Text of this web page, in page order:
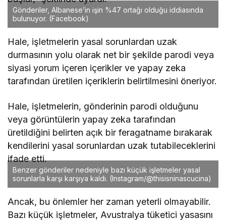
Gönderiler, Albanese’in işin %47 ortağı olduğu iddiasında
bulunuyor. (Facebook)
Hale, işletmelerin yasal sorunlardan uzak
durmasının yolu olarak net bir şekilde parodi veya
siyasi yorum içeren içerikler ve yapay zeka
tarafından üretilen içeriklerin belirtilmesini öneriyor.
Hale, işletmelerin, gönderinin parodi olduğunu
veya görüntülerin yapay zeka tarafından
üretildiğini belirten açık bir feragatname bırakarak
kendilerini yasal sorunlardan uzak tutabileceklerini
ifade etti.
Benzer gönderiler nedeniyle bazı küçük işletmeler yasal
sorunlarla karşı karşıya kaldı. (Instagram/@thisisninascucina)
Ancak, bu önlemler her zaman yeterli olmayabilir.
Bazı küçük işletmeler, Avustralya tüketici yasasını